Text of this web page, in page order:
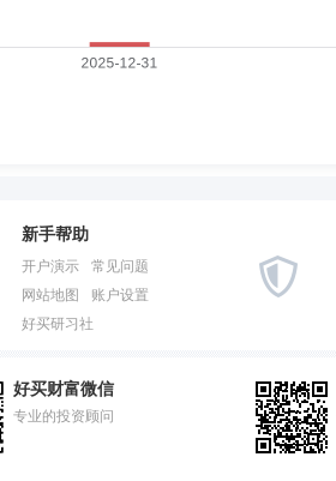
新手帮助
开户演示
常见问题
网站地图
账户设置
好买研习社
好买财富微信
专业的投资顾问